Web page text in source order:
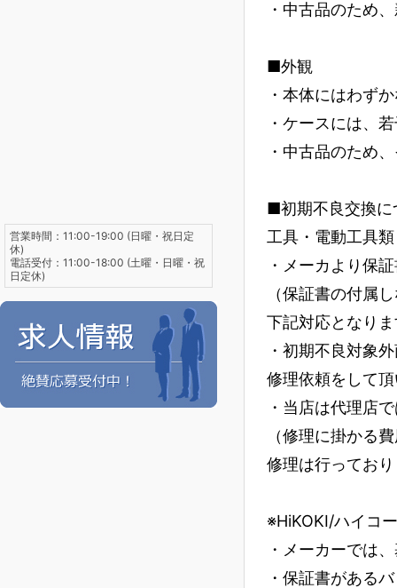
・中古品のため
■外観
・本体にはわず
・ケースには、
・中古品のため
■初期不良交換に
工具・電動工具
・メーカより保
（保証書の付属
下記対応となり
・初期不良対象
修理依頼をして
・当店は代理店
（修理に掛かる
修理は行ってお
※HiKOKI/ハイコ
・メーカーでは
・保証書がある
営業時間：11:00-19:00 (日曜・祝日定
休)
電話受付：11:00-18:00 (土曜・日曜・祝
日定休)